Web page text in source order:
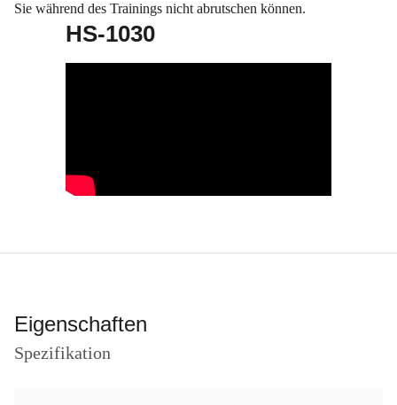
Sie während des Trainings nicht abrutschen können.
HS-1030
Eigenschaften
Spezifikation